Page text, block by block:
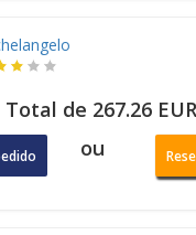
Total de 267.26 EUR
ou